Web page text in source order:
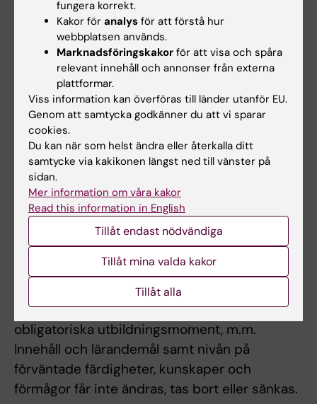
ersättningsuppgift. Examinator bedömer om
och hur en student kan ta igen missat
obligatoriskt utbildningsinslag. Frånvaro från
ett obligatoriskt utbildningsinslag kan
innebära att studenten inte kan genomföra
andra delar av kursen, en avslutande
examination eller ta igen utbildningsinslaget
förrän nästa gång kursen ges.
Om det föreligger särskilda skäl, eller behov av
anpassning för student med
funktionsnedsättning, får examinator fatta
beslut om att frångå kursplanens föreskrifter
om examinationsform, antal
examinationstillfällen, möjlighet till
komplettering eller undantag från
obligatoriska utbildningsmoment, m.m.
Innehåll och lärandemål samt nivån på
förväntade färdigheter, kunskaper och
förmågor får inte ändras, tas bort eller sänkas.
fungera korrekt.
Kakor för analys för att förstå hur
webbplatsen används.
Marknadsföringskakor för att visa och spåra
relevant innehåll och annonser från externa
plattformar.
Viss information kan överföras till länder utanför EU.
Genom att samtycka godkänner du att vi sparar
cookies.
Du kan när som helst ändra eller återkalla ditt
samtycke via kakikonen längst ned till vänster på
sidan.
Mer information om våra kakor
Read this information in English
Tillåt endast nödvändiga
Tillåt mina valda kakor
Tillåt alla